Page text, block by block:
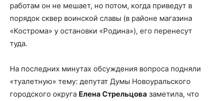
работам он не мешает, но потом, когда приведут в
порядок сквер воинской славы (в районе магазина
«Кострома» у остановки «Родина»), его перенесут
туда.
На последних минутах обсуждения вопроса подняли
«туалетную» тему: депутат Думы Новоуральского
городского округа Елена Стрельцова заметила, что